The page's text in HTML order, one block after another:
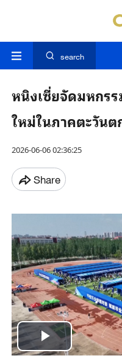
search
หนิงเซี่ยจัดมหกร
ใหม่ในภาคตะวันต
2026-06-06 02:36:25
Share
Play